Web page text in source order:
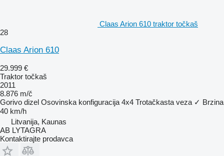
Claas Arion 610 traktor točkaš
28
Claas Arion 610
29.999 €
Traktor točkaš
2011
8.876 m/č
Gorivo dizel Osovinska konfiguracija 4x4 Trotačkasta veza ✓ Brzina
40 km/h
Litvanija, Kaunas
AB LYTAGRA
Kontaktirajte prodavca